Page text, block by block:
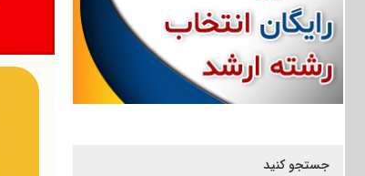
جستجو کنید